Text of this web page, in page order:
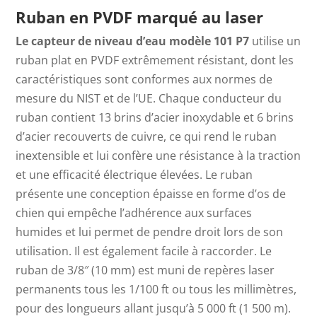
Ruban en PVDF marqué au laser
Le capteur de niveau d’eau modèle 101 P7 utilise un
ruban plat en PVDF extrêmement résistant, dont les
caractéristiques sont conformes aux normes de
mesure du NIST et de l’UE. Chaque conducteur du
ruban contient 13 brins d’acier inoxydable et 6 brins
d’acier recouverts de cuivre, ce qui rend le ruban
inextensible et lui confère une résistance à la traction
et une efficacité électrique élevées. Le ruban
présente une conception épaisse en forme d’os de
chien qui empêche l’adhérence aux surfaces
humides et lui permet de pendre droit lors de son
utilisation. Il est également facile à raccorder. Le
ruban de 3/8″ (10 mm) est muni de repères laser
permanents tous les 1/100 ft ou tous les millimètres,
pour des longueurs allant jusqu’à 5 000 ft (1 500 m).